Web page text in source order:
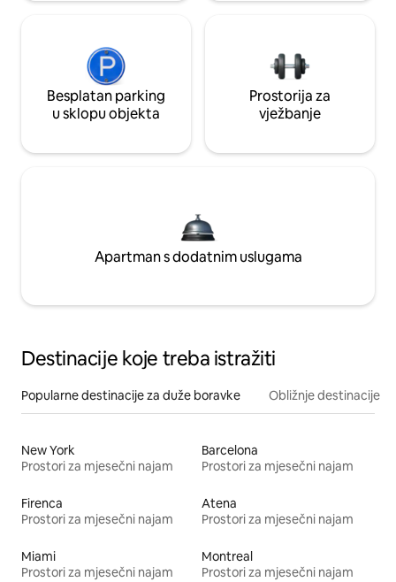
Besplatan parking
u sklopu objekta
Prostorija za
vježbanje
Apartman s dodatnim uslugama
Destinacije koje treba istražiti
Popularne destinacije za duže boravke Obližnje destinacije
New York
Prostori za mjesečni najam
Barcelona
Prostori za mjesečni najam
Firenca
Prostori za mjesečni najam
Atena
Prostori za mjesečni najam
Miami
Prostori za mjesečni najam
Montreal
Prostori za mjesečni najam